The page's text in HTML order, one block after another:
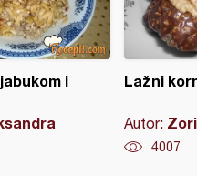
i
Lažni
Autor:
4007